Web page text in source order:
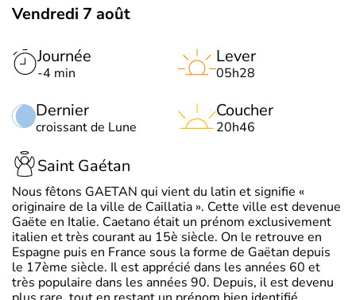
Vendredi 7 août
Journée
-4 min
Dernier
croissant de Lune
Lever
05h28
Coucher
20h46
Saint Gaétan
Nous fêtons GAETAN qui vient du latin et signifie «
originaire de la ville de Caillatia ». Cette ville est devenue
Gaëte en Italie. Caetano était un prénom exclusivement
italien et très courant au 15è siècle. On le retrouve en
Espagne puis en France sous la forme de Gaëtan depuis
le 17ème siècle. Il est apprécié dans les années 60 et
très populaire dans les années 90. Depuis, il est devenu